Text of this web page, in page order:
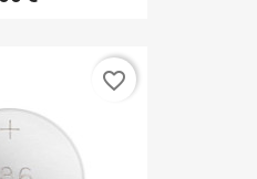
favorite_border